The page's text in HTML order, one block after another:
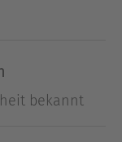
bekannt